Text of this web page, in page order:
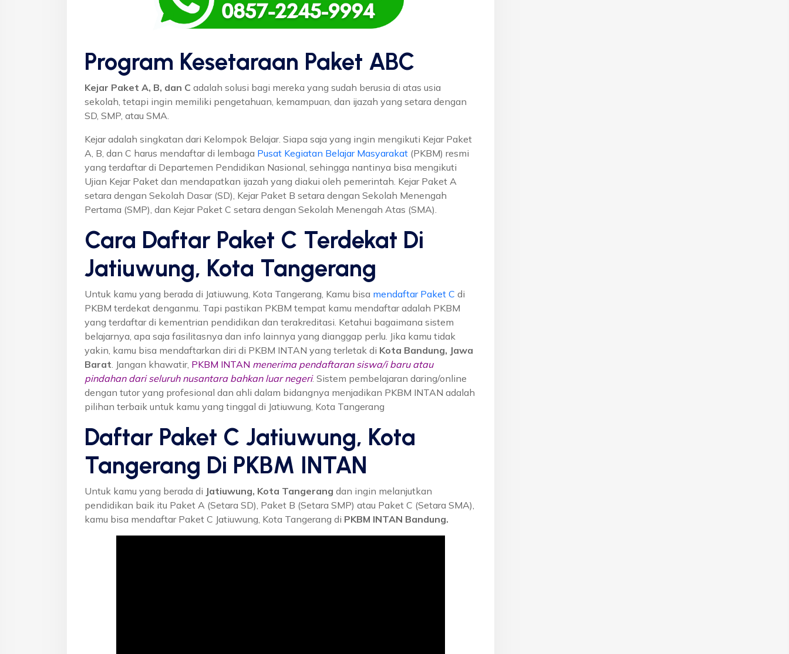
Program Kesetaraan Paket ABC
Kejar Paket A, B, dan C adalah solusi bagi mereka yang sudah berusia di atas usia
sekolah, tetapi ingin memiliki pengetahuan, kemampuan, dan ijazah yang setara dengan
SD, SMP, atau SMA.
Kejar adalah singkatan dari Kelompok Belajar. Siapa saja yang ingin mengikuti Kejar Paket
A, B, dan C harus mendaftar di lembaga Pusat Kegiatan Belajar Masyarakat (PKBM) resmi
yang terdaftar di Departemen Pendidikan Nasional, sehingga nantinya bisa mengikuti
Ujian Kejar Paket dan mendapatkan ijazah yang diakui oleh pemerintah. Kejar Paket A
setara dengan Sekolah Dasar (SD), Kejar Paket B setara dengan Sekolah Menengah
Pertama (SMP), dan Kejar Paket C setara dengan Sekolah Menengah Atas (SMA).
Cara Daftar Paket C Terdekat Di
Jatiuwung, Kota Tangerang
Untuk kamu yang berada di Jatiuwung, Kota Tangerang, Kamu bisa mendaftar Paket C di
PKBM terdekat denganmu. Tapi pastikan PKBM tempat kamu mendaftar adalah PKBM
yang terdaftar di kementrian pendidikan dan terakreditasi. Ketahui bagaimana sistem
belajarnya, apa saja fasilitasnya dan info lainnya yang dianggap perlu. Jika kamu tidak
yakin, kamu bisa mendaftarkan diri di PKBM INTAN yang terletak di Kota Bandung, Jawa
Barat. Jangan khawatir, PKBM INTAN menerima pendaftaran siswa/i baru atau
pindahan dari seluruh nusantara bahkan luar negeri. Sistem pembelajaran daring/online
dengan tutor yang profesional dan ahli dalam bidangnya menjadikan PKBM INTAN adalah
pilihan terbaik untuk kamu yang tinggal di Jatiuwung, Kota Tangerang
Daftar Paket C Jatiuwung, Kota
Tangerang Di PKBM INTAN
Untuk kamu yang berada di Jatiuwung, Kota Tangerang dan ingin melanjutkan
pendidikan baik itu Paket A (Setara SD), Paket B (Setara SMP) atau Paket C (Setara SMA),
kamu bisa mendaftar Paket C Jatiuwung, Kota Tangerang di PKBM INTAN Bandung.